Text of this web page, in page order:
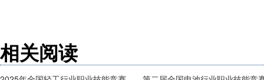
相关阅读